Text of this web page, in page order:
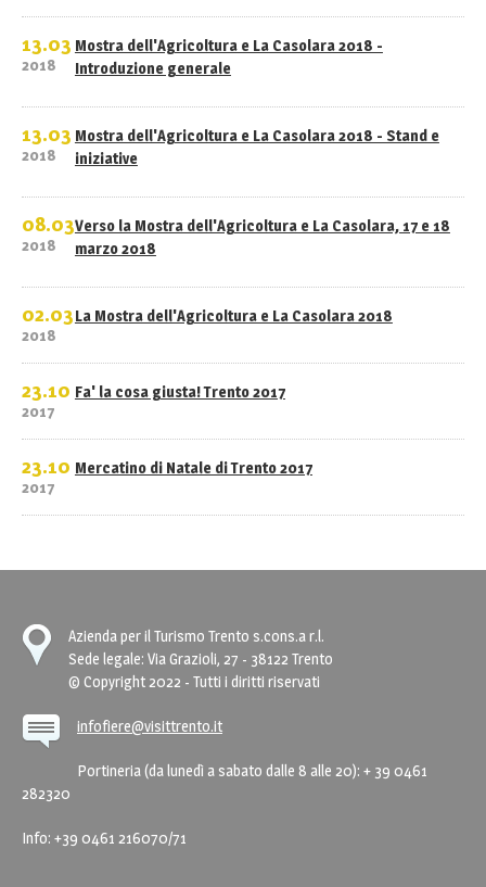
13.03
2018
Mostra dell'Agricoltura e La Casolara 2018 -
Introduzione generale
13.03
2018
Mostra dell'Agricoltura e La Casolara 2018 - Stand e
iniziative
08.03
2018
Verso la Mostra dell'Agricoltura e La Casolara, 17 e 18
marzo 2018
02.03
2018
La Mostra dell'Agricoltura e La Casolara 2018
23.10
2017
Fa' la cosa giusta! Trento 2017
23.10
2017
Mercatino di Natale di Trento 2017
Azienda per il Turismo Trento s.cons.a r.l.
Sede legale: Via Grazioli, 27 - 38122 Trento
© Copyright 2022 - Tutti i diritti riservati
infofiere@visittrento.it
Portineria (da lunedì a sabato dalle 8 alle 20): + 39 0461
282320
Info: +39 0461 216070/71